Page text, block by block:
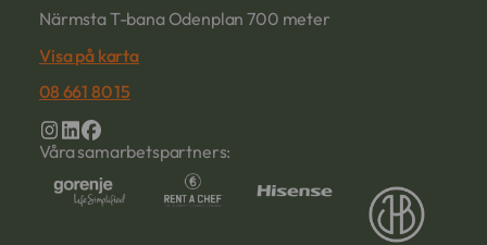
Närmsta T-bana Odenplan 700 meter
Visa på karta
08 661 80 15
Våra samarbetspartners: